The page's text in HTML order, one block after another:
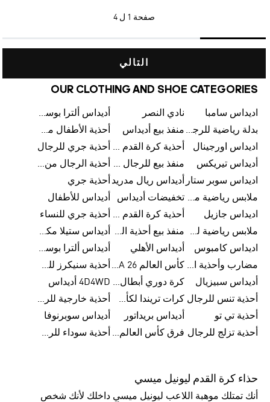
صفحة 1 ل 4
التالي
OUR CLOTHING AND SHOE CATEGORIES
اديداس سامبا نادي النصر
أديداس ألترا بوست
بدلة رياضية للرجال من أديداس منفذ بيع أديداس
أحذية الأطفال من أديداس
اديداس اورجينال
أحذية كرة القدم للرجال من أديداس
أحذية جري للرجال
أديداس تيريكس
منفذ بيع للرجال من أديداس
أحذية الرجال من أديداس
اديداس سوبر ستار
أديداس ريال مدريد أحذية جري
ملابس رياضية من أديداس تخفيضات أديداس
أديداس للأطفال
اديداس جازيل
أحذية كرة القدم من أديداس
أحذية جري للنساء
ملابس رياضية للأطفال من أديداس
منفذ بيع أحذية الرجال من أديداس
أديداس ستيلا مكارتني
اديداس كامبوس
أديداس الأهلي
أديداس ألترا بوست للنساء
مضارب وأحذية البادل من أديداس
كأس العالم FIFA 26™
أحذية سنيكرز للرجال من أديداس
أديداس سبيزيال
كرة دوري أبطال أوروبا من أديداس 4D4WD أديداس
أحذية تنس للرجال
كرات تريندا لكأس العالم FIFA 26™
أحذية خارجية للرجال
أحذية تي تو
أديداس بريداتور
أديداس سوبرنوفا
أحذية تزلج للرجال
فرق كأس العالم FIFA 26™ أحذية سوداء للرجال
حذاء كرة القدم ليونيل ميسي
أنك تمتلك موهبة اللاعب ليونيل ميسي داخلك لأنك شخص